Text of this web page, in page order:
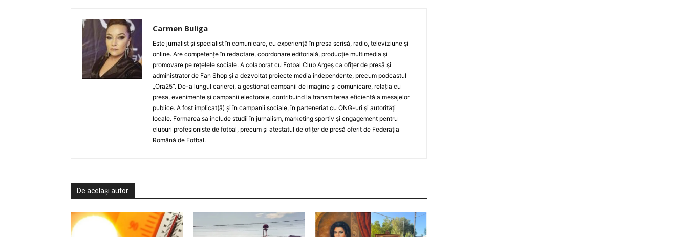
Carmen Buliga
Este jurnalist și specialist în comunicare, cu experiență în presa scrisă, radio, televiziune și
online. Are competențe în redactare, coordonare editorială, producție multimedia și
promovare pe rețelele sociale. A colaborat cu Fotbal Club Argeș ca ofițer de presă și
administrator de Fan Shop și a dezvoltat proiecte media independente, precum podcastul
„Ora25”. De-a lungul carierei, a gestionat campanii de imagine și comunicare, relația cu
presa, evenimente și campanii electorale, contribuind la transmiterea eficientă a mesajelor
publice. A fost implicat(ă) și în campanii sociale, în parteneriat cu ONG-uri și autorități
locale. Formarea sa include studii în jurnalism, marketing sportiv și engagement pentru
cluburi profesioniste de fotbal, precum și atestatul de ofițer de presă oferit de Federația
Română de Fotbal.
De același autor